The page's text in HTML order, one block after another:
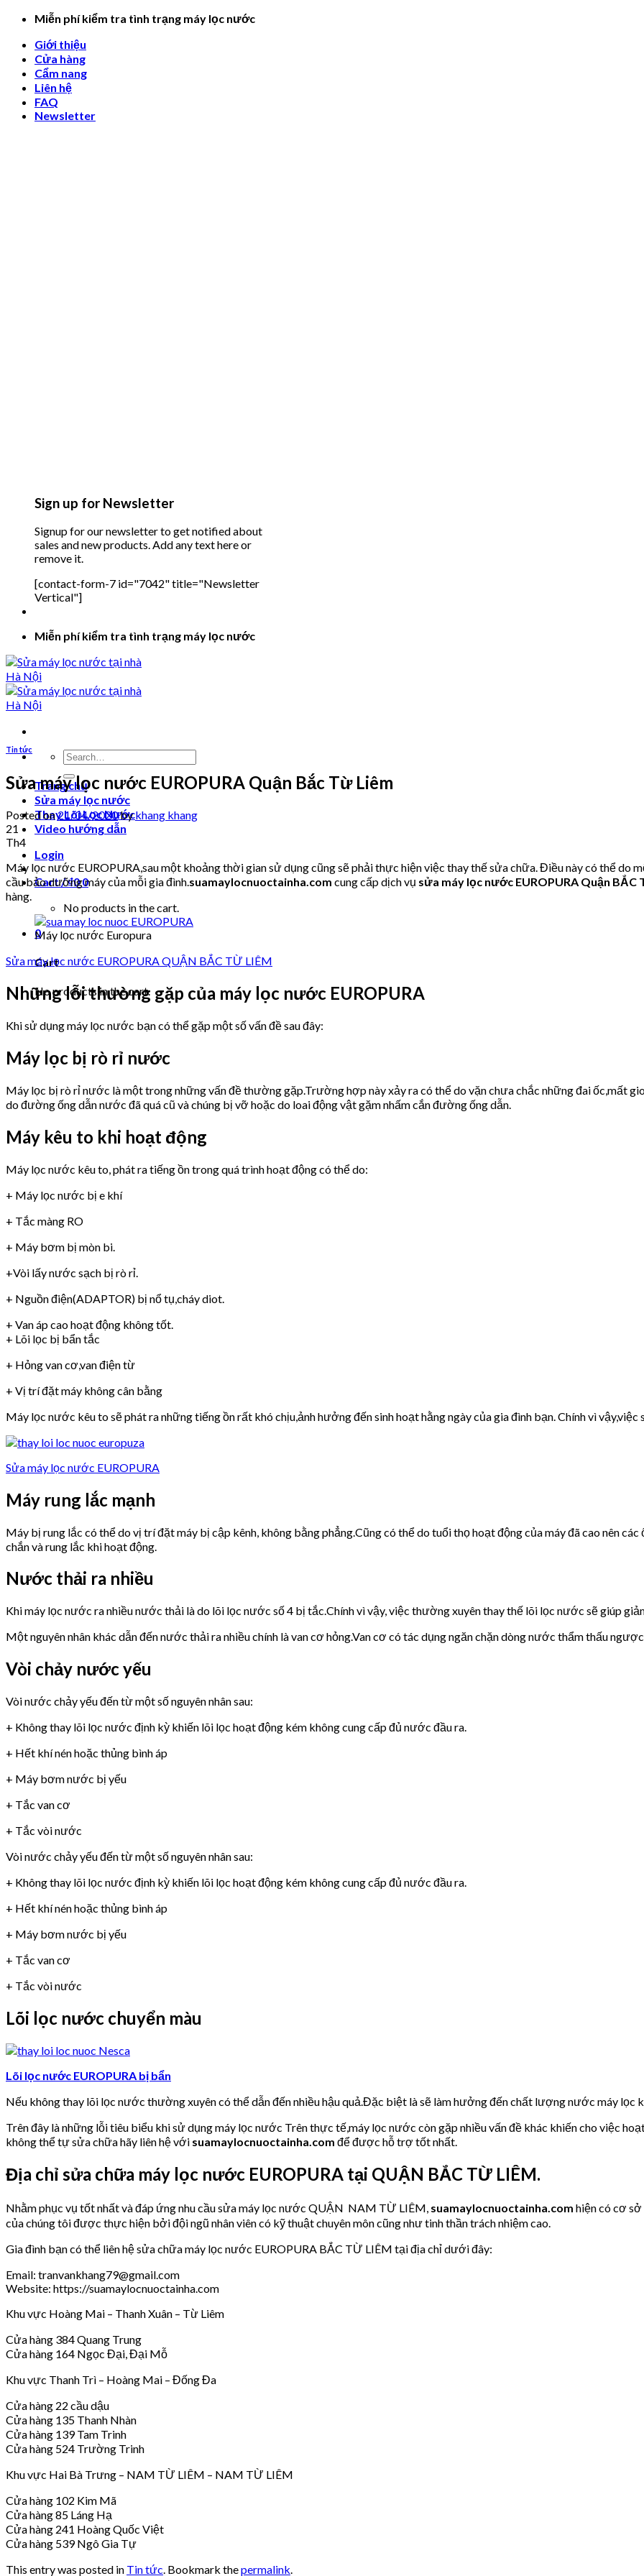
Skip
content
Miễn phí kiểm tra tình trạng máy lọc nước
Giới thiệu
Cửa hàng
Cẩm nang
Liên hệ
FAQ
Newsletter
Sign up for Newsletter
Signup for our newsletter to get notified about
sales and new products. Add any text here or
remove it.
[contact-form-7 id="7042" title="Newsletter
Vertical"]
Miễn phí kiểm tra tình trạng máy lọc nước
Search
for:
Trang chủ
Sửa máy lọc nước
Thay Lõi Lọc Nước
Video hướng dẫn
Login
Cart /₫00
No products in the cart.
0
Cart
No products in the cart.
Tin tức
Sửa máy lọc nước EUROPURA Quận Bắc Từ Liêm
Posted on21/04/2020bykhang khang
21
Th4
Máy lọc nước EUROPURA,sau một khoảng thời gian sử dụng cũng sẽ phải thực hiện việc thay thế sửa chữa. Điều này có thể do
cầu bảo dưỡng máy của mỗi gia đình.suamaylocnuoctainha.com cung cấp dịch vụ sửa máy lọc nước EUROPURA Quận BẮC
hàng.
Máy lọc nước Europura
Sửa máy lọc nước EUROPURA QUẬN BẮC TỪ LIÊM
Những lỗi thường gặp của máy lọc nước EUROPURA
Khi sử dụng máy lọc nước bạn có thể gặp một số vấn đề sau đây:
Máy lọc bị rò rỉ nước
Máy lọc bị rò rỉ nước là một trong những vấn đề thường gặp.Trường hợp này xảy ra có thể do vặn chưa chắc những đai ốc,mất
do đường ống dẫn nước đã quá cũ và chúng bị vỡ hoặc do loai động vật gặm nhấm cắn đường ống dẫn.
Máy kêu to khi hoạt động
Máy lọc nước kêu to, phát ra tiếng ồn trong quá trình hoạt động có thể do:
+ Máy lọc nước bị e khí
+ Tắc màng RO
+ Máy bơm bị mòn bi.
+Vòi lấy nước sạch bị rò rỉ.
+ Nguồn điện(ADAPTOR) bị nổ tụ,cháy diot.
+ Van áp cao hoạt động không tốt.
+ Lõi lọc bị bẩn tắc
+ Hỏng van cơ,van điện từ
+ Vị trí đặt máy không cân bằng
Máy lọc nước kêu to sẽ phát ra những tiếng ồn rất khó chịu,ảnh hưởng đến sinh hoạt hằng ngày của gia đình bạn. Chính vì
Sửa máy lọc nước EUROPURA
Máy rung lắc mạnh
Máy bị rung lắc có thể do vị trí đặt máy bị cập kênh, không bằng phẳng.Cũng có thể do tuổi thọ hoạt động của máy đã cao nên
chắn và rung lắc khi hoạt động.
Nước thải ra nhiều
Khi máy lọc nước ra nhiều nước thải là do lõi lọc nước số 4 bị tắc.Chính vì vậy, việc thường xuyên thay thế lõi lọc nước sẽ giúp
Một nguyên nhân khác dẫn đến nước thải ra nhiều chính là van cơ hỏng.Van cơ có tác dụng ngăn chặn dòng nước thẩm thấu
Vòi chảy nước yếu
Vòi nước chảy yếu đến từ một số nguyên nhân sau:
+ Không thay lõi lọc nước định kỳ khiến lõi lọc hoạt động kém không cung cấp đủ nước đầu ra.
+ Hết khí nén hoặc thủng bình áp
+ Máy bơm nước bị yếu
+ Tắc van cơ
+ Tắc vòi nước
Vòi nước chảy yếu đến từ một số nguyên nhân sau:
+ Không thay lõi lọc nước định kỳ khiến lõi lọc hoạt động kém không cung cấp đủ nước đầu ra.
+ Hết khí nén hoặc thủng bình áp
+ Máy bơm nước bị yếu
+ Tắc van cơ
+ Tắc vòi nước
Lõi lọc nước chuyển màu
Lõi lọc nước EUROPURA bị bẩn
Nếu không thay lõi lọc nước thường xuyên có thể dẫn đến nhiều hậu quả.Đặc biệt là sẽ làm hưởng đến chất lượng nước máy lọc
Trên đây là những lỗi tiêu biểu khi sử dụng máy lọc nước Trên thực tế,máy lọc nước còn gặp nhiều vấn đề khác khiến cho việc
không thể tự sửa chữa hãy liên hệ với suamaylocnuoctainha.com để được hỗ trợ tốt nhất.
Địa chỉ sửa chữa máy lọc nước EUROPURA tại QUẬN BẮC TỪ LIÊM.
Nhằm phục vụ tốt nhất và đáp ứng nhu cầu sửa máy lọc nước QUẬN NAM TỪ LIÊM, suamaylocnuoctainha.com hiện có cơ
của chúng tôi được thực hiện bởi đội ngũ nhân viên có kỹ thuật chuyên môn cũng như tinh thần trách nhiệm cao.
Gia đình bạn có thể liên hệ sửa chữa máy lọc nước EUROPURA BẮC TỪ LIÊM tại địa chỉ dưới đây:
Email: tranvankhang79@gmail.com
Website: https://suamaylocnuoctainha.com
Khu vực Hoàng Mai – Thanh Xuân – Từ Liêm
Cửa hàng 384 Quang Trung
Cửa hàng 164 Ngọc Đại, Đại Mỗ
Khu vực Thanh Trì – Hoàng Mai – Đống Đa
Cửa hàng 22 cầu dậu
Cửa hàng 135 Thanh Nhàn
Cửa hàng 139 Tam Trinh
Cửa hàng 524 Trường Trinh
Khu vực Hai Bà Trưng – NAM TỪ LIÊM – NAM TỪ LIÊM
Cửa hàng 102 Kim Mã
Cửa hàng 85 Láng Hạ
Cửa hàng 241 Hoàng Quốc Việt
Cửa hàng 539 Ngô Gia Tự
This entry was posted in Tin tức . Bookmark thepermalink